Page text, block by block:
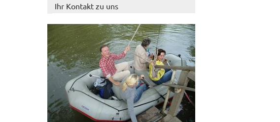
Ihr Kontakt zu uns